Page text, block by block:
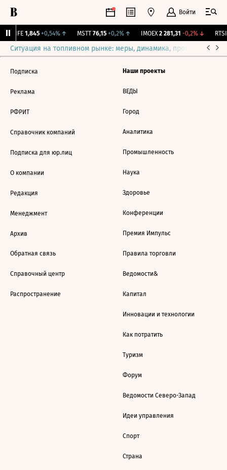
Войти
LIFE 1,845 +0,54%↑ MSTT 76,15 +0,2%↑ IMOEX 2 281,31 -0,2%↓ RTSI
Ситуация на топливном рынке: меры, динамика, прогнозы
Подписка
Реклама
РФРИТ
Справочник компаний
Подписка для юр.лиц
О компании
Редакция
Менеджмент
Архив
Обратная связь
Справочный центр
Распространение
Наши проекты
ВЕДЫ
Город
Аналитика
Промышленность
Наука
Здоровье
Конференции
Премия Импульс
Правила торговли
Ведомости&
Капитал
Инновации и технологии
Как потратить
Туризм
Форум
Ведомости Северо-Запад
Идеи управления
Спорт
Страна